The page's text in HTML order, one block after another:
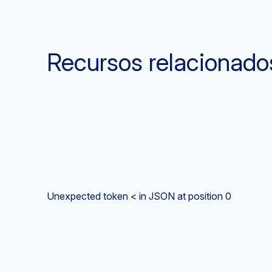
Recursos
Unexpected token < in JSON at position 0